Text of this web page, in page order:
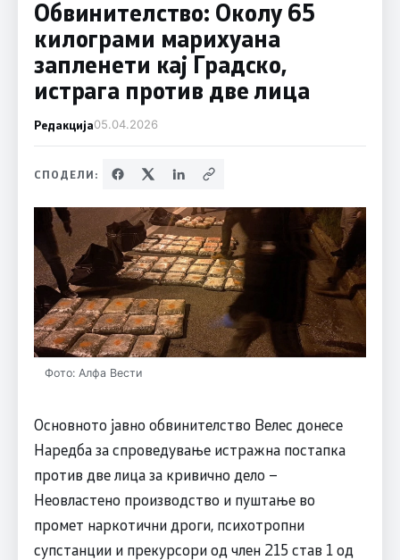
Обвинителство: Околу 65
килограми марихуана
запленети кај Градско,
истрага против две лица
Редакција05.04.2026
СПОДЕЛИ:
Фото: Алфа Вести
Основното јавно обвинителство Велес донесе
Наредба за спроведување истражна постапка
против две лица за кривично дело –
Неовластено производство и пуштање во
промет наркотични дроги, психотропни
супстанции и прекурсори од член 215 став 1 од